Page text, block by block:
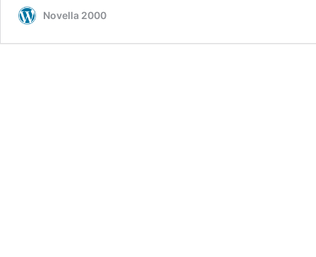
Novella 2000